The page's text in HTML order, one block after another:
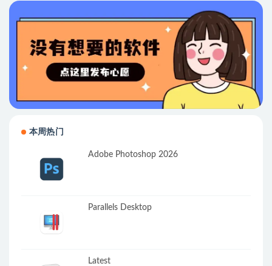
本周热门
Adobe Photoshop 2026
Parallels Desktop
Latest